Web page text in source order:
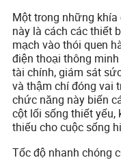
Một trong những
này là cách các thiết
mạch vào thói quen
điện thoại thông
tài chính, giám sát
và thậm chí đóng vai
chức năng này biến
cột lối sống thiết yếu,
thiếu cho cuộc sống
Tốc độ nhanh chóng